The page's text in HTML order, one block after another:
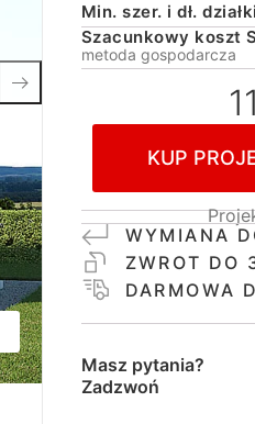
Min. szer. i dł.
Szacunkowy koszt
metoda gospodarcza
KUP
WYMIANA
ZWROT DO
DARMOWA
Masz pytania?
Zadzwoń